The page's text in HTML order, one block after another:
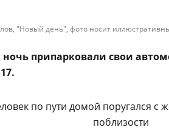
"Новый день", фото носит
припарковали свои